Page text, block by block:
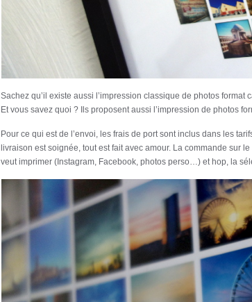
Sachez qu’il existe aussi l’impression classique de photos format
Et vous savez quoi ? Ils proposent aussi l’impression de photos
Pour ce qui est de l’envoi, les frais de port sont inclus dans les
livraison est soignée, tout est fait avec amour. La commande sur
veut imprimer (Instagram, Facebook, photos perso…) et hop, la